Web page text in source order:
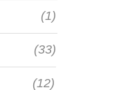
(1)
(33)
(12)